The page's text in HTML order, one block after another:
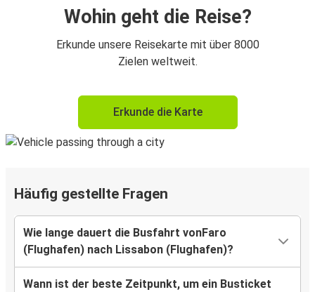
Wohin geht die Reise?
Erkunde unsere Reisekarte mit über 8000
Zielen weltweit.
Erkunde die Karte
Häufig gestellte Fragen
Wie lange dauert die Busfahrt vonFaro
(Flughafen) nach Lissabon (Flughafen)?
Wann ist der beste Zeitpunkt, um ein Busticket